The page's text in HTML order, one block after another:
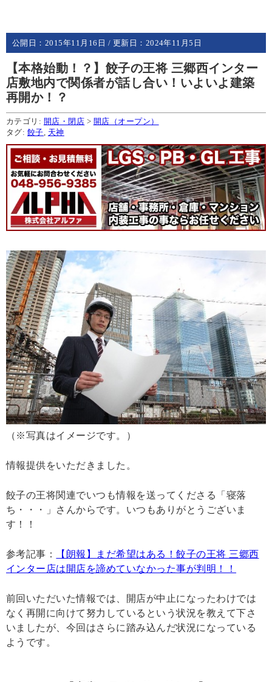
公開日： 2015年11月16日 / 更新日： 2024年11月5日
【本格始動！？】餃子の王将 三郷西インター
店敷地内で関係者が話し合い！いよいよ建築
再開か！？
カテゴリ: 開店・閉店 > 開店（オープン）
タグ: 餃子, 天神
（※写真はイメージです。）
情報提供をいただきました。
餃子の王将関連でいつも情報を送ってくださる「寝落
ち・・・」さんからです。いつもありがとうございま
す！！
参考記事：
【朗報】まだ希望はある！餃子の王将 三郷西
インター店は開店を諦めていなかった事が判明！！
前回いただいた情報では、開店が中止になったわけでは
なく再開に向けて努力しているという状況を教えて下さ
いましたが、今回はさらに踏み込んだ状況になっている
ようです。